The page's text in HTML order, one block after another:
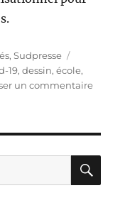
,Sudpresse
19,dessin,école,
un commentairesur
écoles